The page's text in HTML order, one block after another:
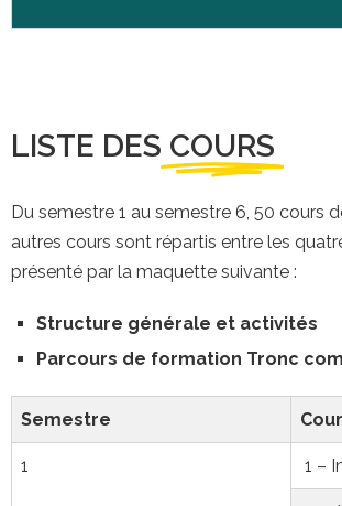
LISTE DES COURS
Du semestre 1 au semestre 6, 50 cours
autres cours sont répartis entre les
présenté par la maquette suivante :
Structure générale et activités
Parcours de formation Tronc
Semestre
1 1 –